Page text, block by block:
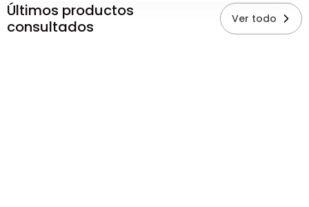
Últimos productos
consultados
Ver todo